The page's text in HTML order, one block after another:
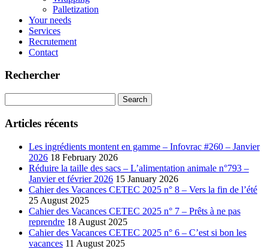
Palletization
Your needs
Services
Recrutement
Contact
Rechercher
for:
Articles récents
Les ingrédients montent en gamme – Infovrac #260 – Janvier
2026 18 February 2026
Réduire la taille des sacs – L’alimentation animale n°793 –
Janvier et février 2026 15 January 2026
Cahier des Vacances CETEC 2025 n° 8 – Vers la fin de l’été
25 August 2025
Cahier des Vacances CETEC 2025 n° 7 – Prêts à ne pas
reprendre 18 August 2025
Cahier des Vacances CETEC 2025 n° 6 – C’est si bon les
vacances 11 August 2025